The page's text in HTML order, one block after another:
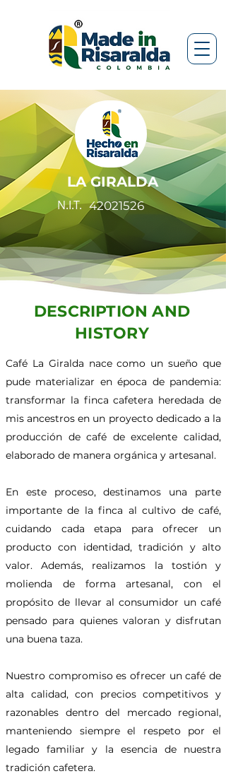
LA GIRALDA
N.I.T. 42021526
DESCRIPTION AND
HISTORY
Café La Giralda nace como un sueño que
pude materializar en época de pandemia:
transformar la finca cafetera heredada de
mis ancestros en un proyecto dedicado a la
producción de café de excelente calidad,
elaborado de manera orgánica y artesanal.
En este proceso, destinamos una parte
importante de la finca al cultivo de café,
cuidando cada etapa para ofrecer un
producto con identidad, tradición y alto
valor. Además, realizamos la tostión y
molienda de forma artesanal, con el
propósito de llevar al consumidor un café
pensado para quienes valoran y disfrutan
una buena taza.
Nuestro compromiso es ofrecer un café de
alta calidad, con precios competitivos y
razonables dentro del mercado regional,
manteniendo siempre el respeto por el
legado familiar y la esencia de nuestra
tradición cafetera.